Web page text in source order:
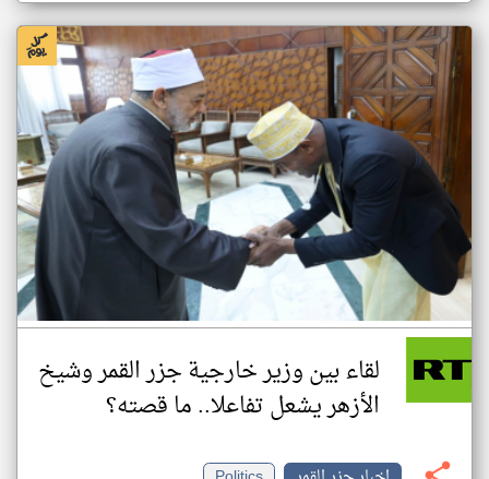
لقاء بين وزير خارجية جزر القمر وشيخ
الأزهر يشعل تفاعلا.. ما قصته؟